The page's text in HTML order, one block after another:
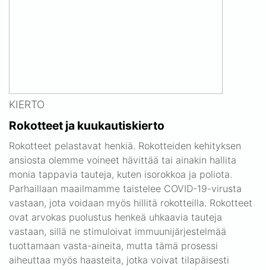
KIERTO
Rokotteet ja kuukautiskierto
Rokotteet pelastavat henkiä. Rokotteiden kehityksen
ansiosta olemme voineet hävittää tai ainakin hallita
monia tappavia tauteja, kuten isorokkoa ja poliota.
Parhaillaan maailmamme taistelee COVID-19-virusta
vastaan, jota voidaan myös hillitä rokotteilla. Rokotteet
ovat arvokas puolustus henkeä uhkaavia tauteja
vastaan, sillä ne stimuloivat immuunijärjestelmää
tuottamaan vasta-aineita, mutta tämä prosessi
aiheuttaa myös haasteita, jotka voivat tilapäisesti